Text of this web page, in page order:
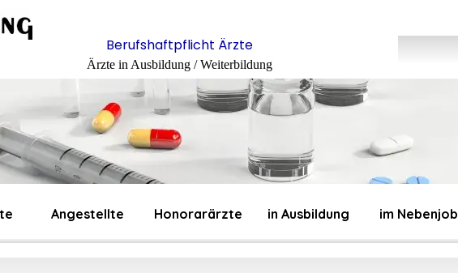
Berufshaftpflicht Ärzte
Ärzte in Ausbildung / Weiterbildung
Angestellte Honorarärzte in Ausbildung im Nebenjob